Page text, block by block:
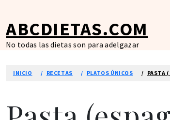
contenido
ABCDIETAS.COM
No todas las dietas son para adelgazar
INICIO RECETAS PLATOS ÚNICOS PASTA